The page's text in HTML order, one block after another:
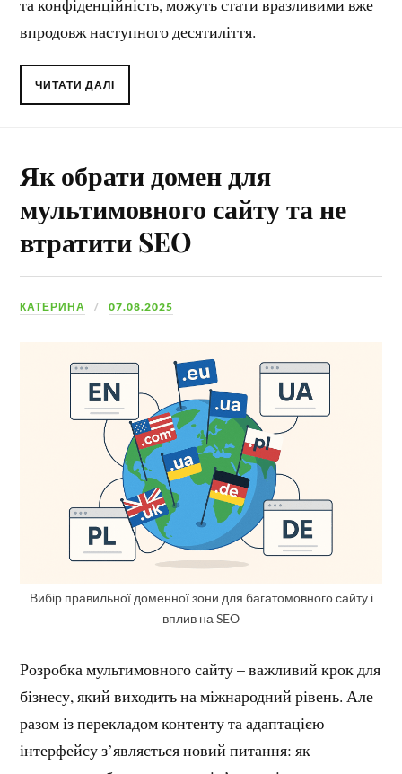
та конфіденційність, можуть стати вразливими вже
впродовж наступного десятиліття.
ЧИТАТИ ДАЛІ
Як обрати домен для
мультимовного сайту та не
втратити SEO
КАТЕРИНА 07.08.2025
Вибір правильної доменної зони для багатомовного сайту і
вплив на SEO
Розробка мультимовного сайту – важливий крок для
бізнесу, який виходить на міжнародний рівень. Але
разом із перекладом контенту та адаптацією
інтерфейсу з’являється новий питання: як